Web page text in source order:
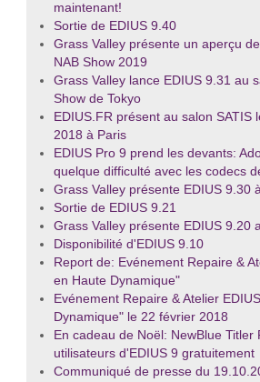
maintenant!
Sortie de EDIUS 9.40
Grass Valley présente un aperçu
NAB Show 2019
Grass Valley lance EDIUS 9.31 au
Show de Tokyo
EDIUS.FR présent au salon SATIS
2018 à Paris
EDIUS Pro 9 prend les devants:
quelque difficulté avec les codecs
Grass Valley présente EDIUS 9.30
Sortie de EDIUS 9.21
Grass Valley présente EDIUS 9.20
Disponibilité d'EDIUS 9.10
Report de: Evénement Repaire &
en Haute Dynamique"
Evénement Repaire & Atelier
Dynamique" le 22 février 2018
En cadeau de Noël: NewBlue Titler
utilisateurs d'EDIUS 9 gratuitement
Communiqué de presse du